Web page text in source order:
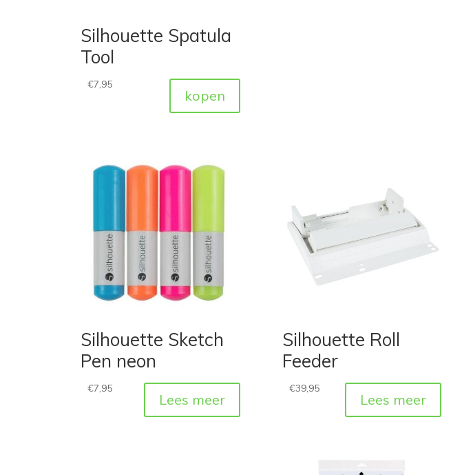
Silhouette Spatula
Tool
€7,95
kopen
Silhouette Sketch
Pen neon
€7,95
Lees meer
Silhouette Roll
Feeder
€39,95
Lees meer